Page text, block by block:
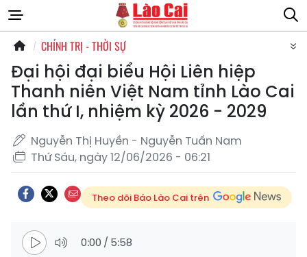
CHÍNH TRỊ - THỜI SỰ
Đại hội đại biểu Hội Liên hiệp
Thanh niên Việt Nam tỉnh Lào Cai
lần thứ I, nhiệm kỳ 2026 - 2029
Nguyễn Thị Huyền - Nguyễn Tuấn Nam
Thứ Sáu, ngày 12/06/2026 - 06:21
Theo dõi Báo Lào Cai trên
0:00 / 5:58